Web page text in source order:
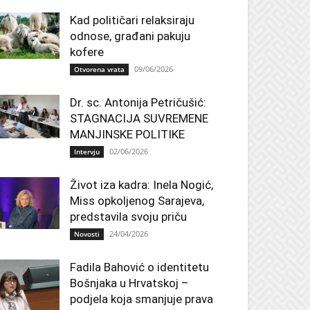
Kad političari relaksiraju
odnose, građani pakuju
kofere
Otvorena vrata 09/06/2026
Dr. sc. Antonija Petričušić:
STAGNACIJA SUVREMENE
MANJINSKE POLITIKE
Intervju 02/06/2026
Život iza kadra: Inela Nogić,
Miss opkoljenog Sarajeva,
predstavila svoju priču
Novosti 24/04/2026
Fadila Bahović o identitetu
Bošnjaka u Hrvatskoj –
podjela koja smanjuje prava